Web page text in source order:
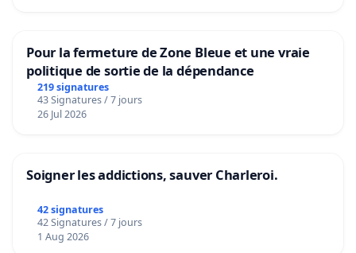
Pour la fermeture de Zone Bleue et une vraie
politique de sortie de la dépendance
219 signatures
43 Signatures / 7 jours
26 Jul 2026
Soigner les addictions, sauver Charleroi.
42 signatures
42 Signatures / 7 jours
1 Aug 2026